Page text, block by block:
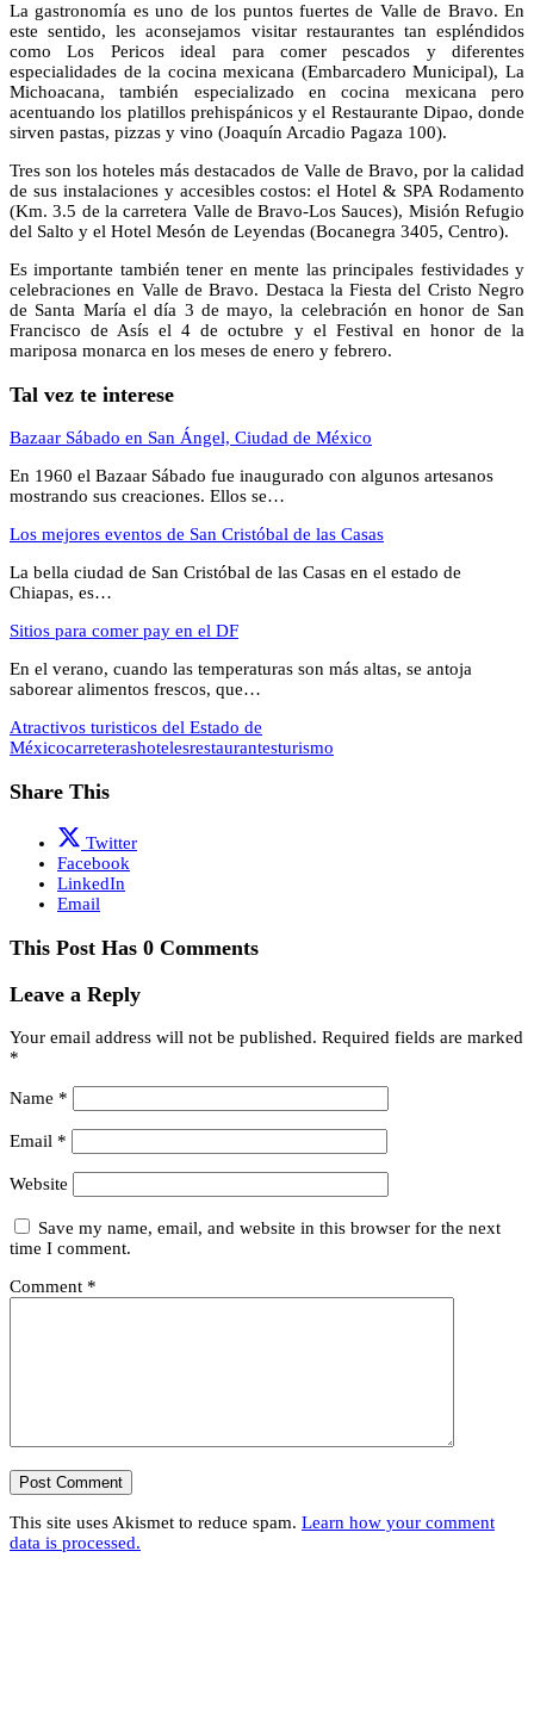
La gastronomía es uno de los puntos fuertes de Valle de Bravo. En
este sentido, les aconsejamos visitar restaurantes tan espléndidos
como Los Pericos ideal para comer pescados y diferentes
especialidades de la cocina mexicana (Embarcadero Municipal), La
Michoacana, también especializado en cocina mexicana pero
acentuando los platillos prehispánicos y el Restaurante Dipao, donde
sirven pastas, pizzas y vino (Joaquín Arcadio Pagaza 100).
Tres son los hoteles más destacados de Valle de Bravo, por la calidad
de sus instalaciones y accesibles costos: el Hotel & SPA Rodamento
(Km. 3.5 de la carretera Valle de Bravo-Los Sauces), Misión Refugio
del Salto y el Hotel Mesón de Leyendas (Bocanegra 3405, Centro).
Es importante también tener en mente las principales festividades y
celebraciones en Valle de Bravo. Destaca la Fiesta del Cristo Negro
de Santa María el día 3 de mayo, la celebración en honor de San
Francisco de Asís el 4 de octubre y el Festival en honor de la
mariposa monarca en los meses de enero y febrero.
Tal vez te interese
Bazaar Sábado en San Ángel, Ciudad de México
En 1960 el Bazaar Sábado fue inaugurado con algunos artesanos
mostrando sus creaciones. Ellos se…
Los mejores eventos de San Cristóbal de las Casas
La bella ciudad de San Cristóbal de las Casas en el estado de
Chiapas, es…
Sitios para comer pay en el DF
En el verano, cuando las temperaturas son más altas, se antoja
saborear alimentos frescos, que…
Atractivos turisticos del Estado de
Méxicocarreterashotelesrestaurantesturismo
Share This
Twitter
Facebook
LinkedIn
Email
This Post Has 0 Comments
Leave a Reply
Your email address will not be published. Required fields are marked
*
Name *
Email *
Website
Save my name, email, and website in this browser for the next
time I comment.
Comment *
This site uses Akismet to reduce spam. Learn how your comment
data is processed.